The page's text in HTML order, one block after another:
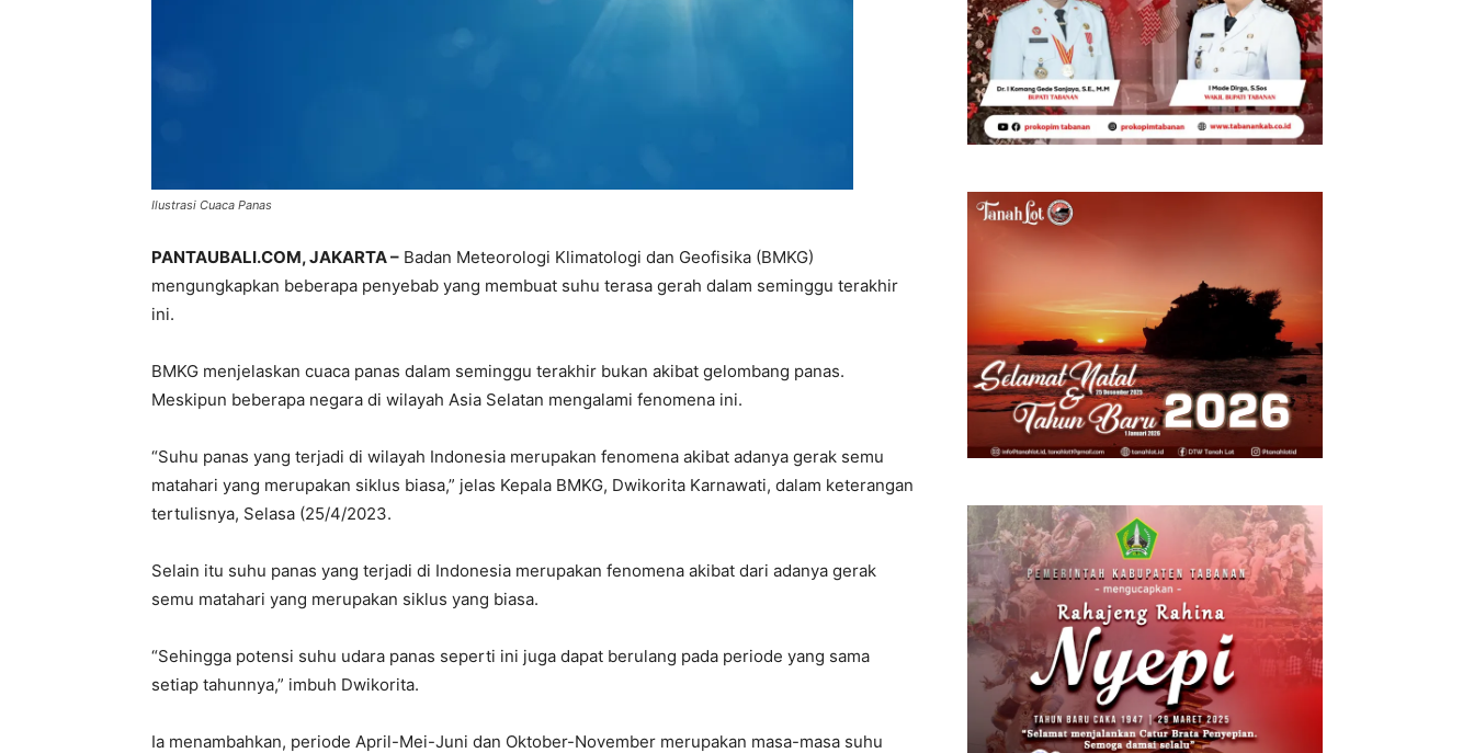
Ilustrasi Cuaca Panas
PANTAUBALI.COM, JAKARTA – Badan Meteorologi Klimatologi dan Geofisika (BMKG)
mengungkapkan beberapa penyebab yang membuat suhu terasa gerah dalam seminggu terakhir
ini.
BMKG menjelaskan cuaca panas dalam seminggu terakhir bukan akibat gelombang panas.
Meskipun beberapa negara di wilayah Asia Selatan mengalami fenomena ini.
“Suhu panas yang terjadi di wilayah Indonesia merupakan fenomena akibat adanya gerak semu
matahari yang merupakan siklus biasa,” jelas Kepala BMKG, Dwikorita Karnawati, dalam keterangan
tertulisnya, Selasa (25/4/2023.
Selain itu suhu panas yang terjadi di Indonesia merupakan fenomena akibat dari adanya gerak
semu matahari yang merupakan siklus yang biasa.
“Sehingga potensi suhu udara panas seperti ini juga dapat berulang pada periode yang sama
setiap tahunnya,” imbuh Dwikorita.
Ia menambahkan, periode April-Mei-Juni dan Oktober-November merupakan masa-masa suhu